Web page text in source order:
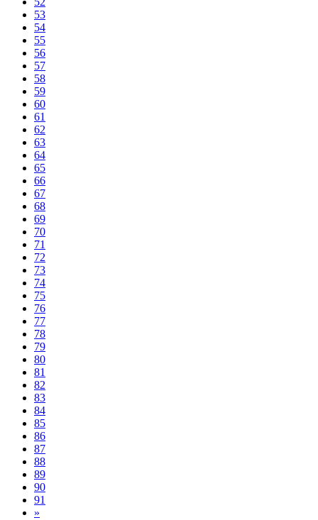
53
54
55
56
57
58
59
60
61
62
63
64
65
66
67
68
69
70
71
72
73
74
75
76
77
78
79
80
81
82
83
84
85
86
87
88
89
90
91
»